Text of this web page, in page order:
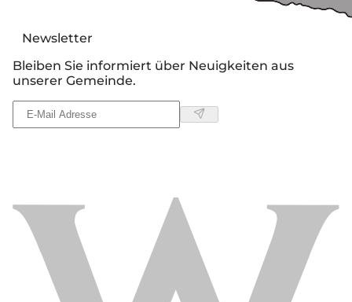
Newsletter
Bleiben Sie informiert über Neuigkeiten aus
unserer Gemeinde.